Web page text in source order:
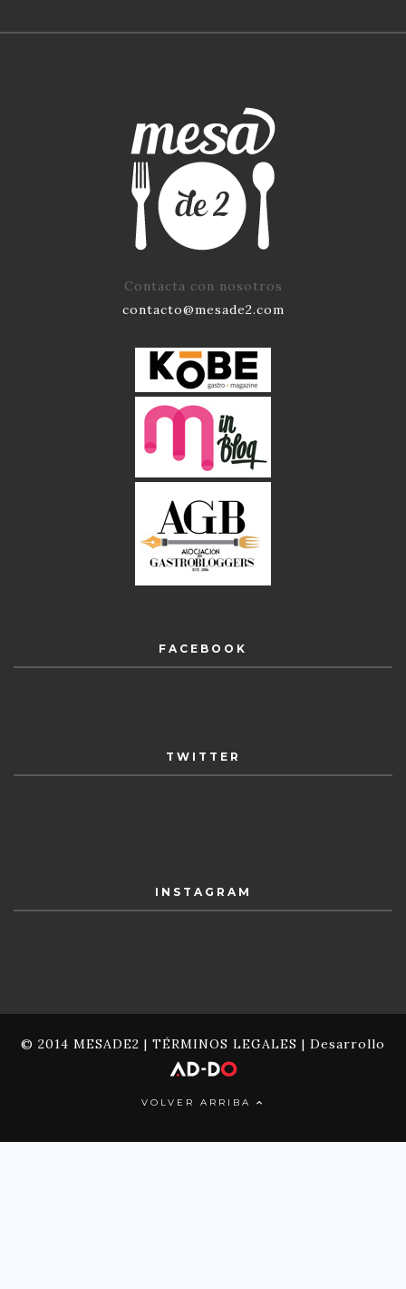
Contacta con nosotros
contacto@mesade2.com
FACEBOOK
TWITTER
INSTAGRAM
© 2014 MESADE2 | TÉRMINOS LEGALES | Desarrollo
VOLVER ARRIBA